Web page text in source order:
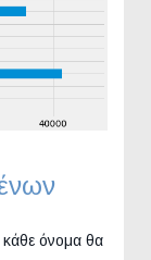
κάθε όνομα θα